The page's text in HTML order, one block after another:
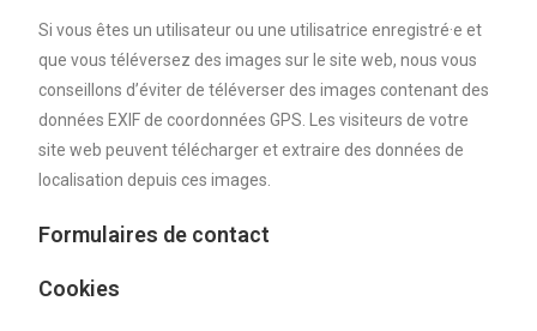
Si vous êtes un utilisateur ou une utilisatrice enregistré·e et
que vous téléversez des images sur le site web, nous vous
conseillons d’éviter de téléverser des images contenant des
données EXIF de coordonnées GPS. Les visiteurs de votre
site web peuvent télécharger et extraire des données de
localisation depuis ces images.
Formulaires de contact
Cookies